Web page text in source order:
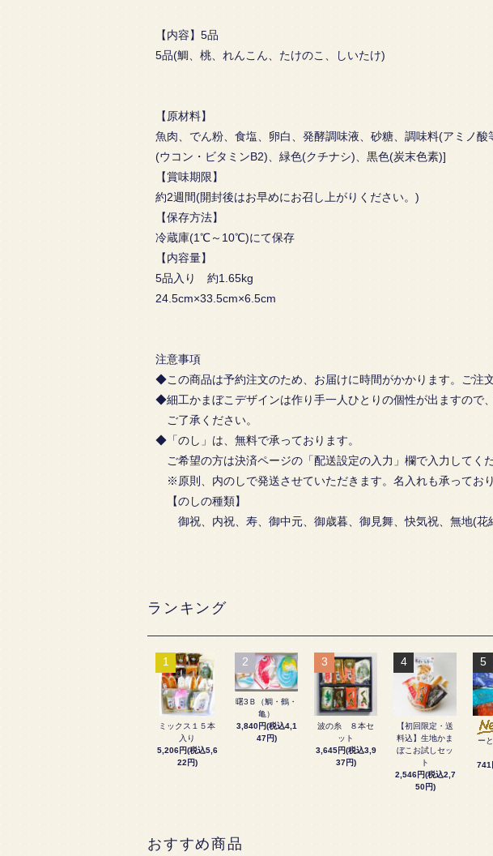
【内容】5品
5品(鯛、桃、れんこん、たけのこ、しいたけ)
【原材料】
魚肉、でん粉、食塩、卵白、発酵調味液、砂糖、調味料(アミノ
(ウコン・ビタミンB2)、緑色(クチナシ)、黒色(炭末色素)]
【賞味期限】
約2週間(開封後はお早めにお召し上がりください。)
【保存方法】
冷蔵庫(1℃～10℃)にて保存
【内容量】
5品入り 約1.65kg
24.5cm×33.5cm×6.5cm
注意事項
◆この商品は予約注文のため、お届けに時間がかかります。ご注
◆細工かまぼこデザインは作り手一人ひとりの個性が出ますので
ご了承ください。
◆「のし」は、無料で承っております。
ご希望の方は決済ページの「配送設定の入力」欄で入力してく
※原則、内のしで発送させていただきます。名入れも承っており
【のしの種類】
御祝、内祝、寿、御中元、御歳暮、御見舞、快気祝、無地(花
ランキング
1
ミックス１５本
入り
5,206円(税込5,6
22円)
2
曙3Ｂ（鯛・鶴・
亀）
3,840円(税込4,1
47円)
3
波の糸 ８本セ
ット
3,645円(税込3,9
37円)
4
【初回限定・送
料込】生地かま
ぼこお試しセッ
ト
2,546円(税込2,7
50円)
5
ー
741
おすすめ商品